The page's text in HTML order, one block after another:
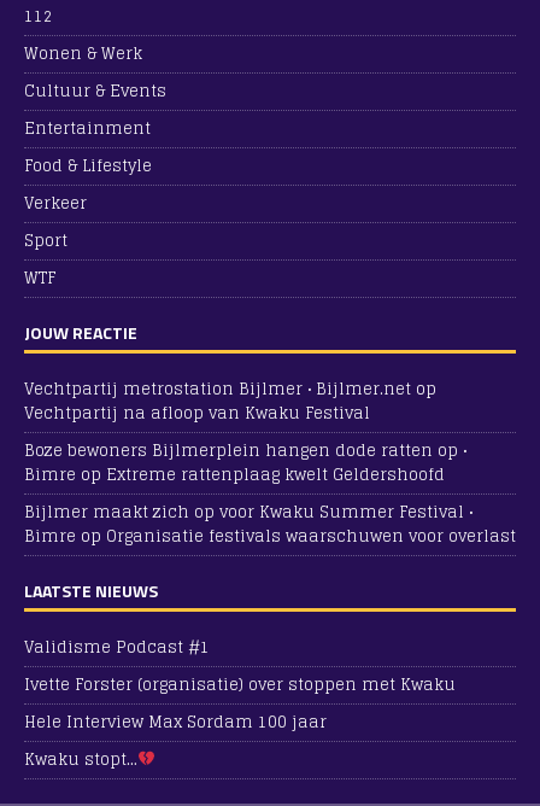
112
Wonen & Werk
Cultuur & Events
Entertainment
Food & Lifestyle
Verkeer
Sport
WTF
JOUW REACTIE
Vechtpartij metrostation Bijlmer • Bijlmer.net op
Vechtpartij na afloop van Kwaku Festival
Boze bewoners Bijlmerplein hangen dode ratten op •
Bimre op Extreme rattenplaag kwelt Geldershoofd
Bijlmer maakt zich op voor Kwaku Summer Festival •
Bimre op Organisatie festivals waarschuwen voor overlast
LAATSTE NIEUWS
Validisme Podcast #1
Ivette Forster (organisatie) over stoppen met Kwaku
Hele Interview Max Sordam 100 jaar
Kwaku stopt…